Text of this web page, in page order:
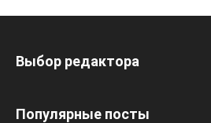
Выбор редактора
Популярные посты